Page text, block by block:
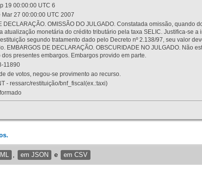
19 00:00:00 UTC 6
Mar 27 00:00:00 UTC 2007
DECLARAÇÃO. OMISSÃO DO JULGADO. Constatada omissão,
atualização monetária do crédito tributário pela taxa SELIC. Justifica-se
segundo tratamento dado pelo Decreto nº 2.138/97, seu valor
EMBARGOS DE DECLARAÇÃO. OBSCURIDADE NO JULGADO. Não
presentes embargos. Embargos provido em parte.
11890
de votos, negou-se provimento ao recurso.
- ressarc/restituição/bnf_fiscal(ex.:taxi)
em JSON e em CSV